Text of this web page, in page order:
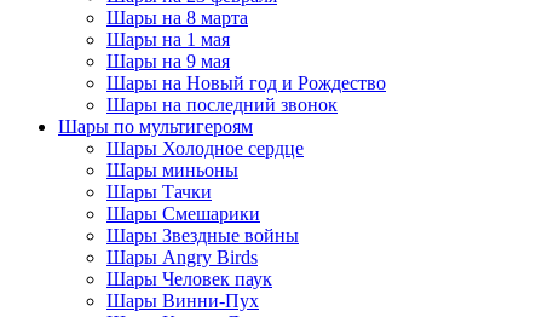
Шары на 8 марта
Шары на 1 мая
Шары на 9 мая
Шары на Новый год и Рождество
Шары на последний звонок
Шары по мультигероям
Шары Холодное сердце
Шары миньоны
Шары Тачки
Шары Смешарики
Шары Звездные войны
Шары Angry Birds
Шары Человек паук
Шары Винни-Пух